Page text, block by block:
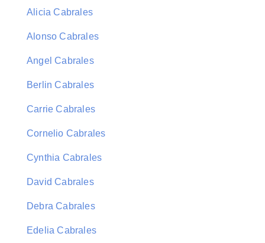
Alicia Cabrales
Alonso Cabrales
Angel Cabrales
Berlin Cabrales
Carrie Cabrales
Cornelio Cabrales
Cynthia Cabrales
David Cabrales
Debra Cabrales
Edelia Cabrales